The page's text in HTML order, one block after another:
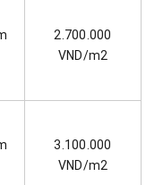
2.700.000
VND/m2
3.100.000
VND/m2